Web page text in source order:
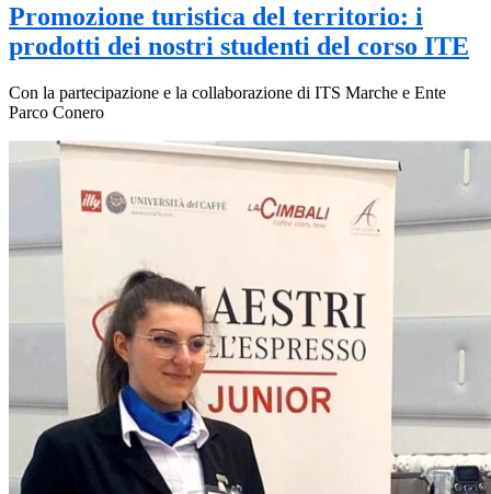
Promozione turistica del territorio: i
prodotti dei nostri studenti del corso ITE
Con la partecipazione e la collaborazione di ITS Marche e Ente
Parco Conero